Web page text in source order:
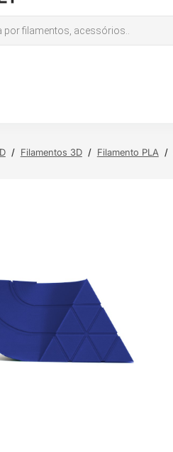
/ Filamentos 3D / Filamento PLA /